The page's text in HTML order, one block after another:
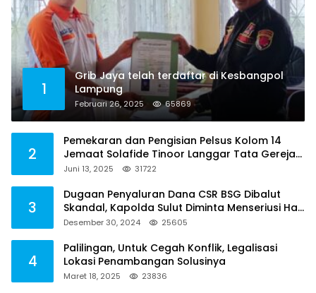
1
Grib Jaya telah terdaftar di Kesbangpol
Lampung
Februari 26, 2025 65869
2
Pemekaran dan Pengisian Pelsus Kolom 14
Jemaat Solafide Tinoor Langgar Tata Gereja
2021, Toreh : Ini Perbuatan Melawan Hukum
Juni 13, 2025 31722
3
Dugaan Penyaluran Dana CSR BSG Dibalut
Skandal, Kapolda Sulut Diminta Menseriusi Hal
ini
Desember 30, 2024 25605
4
Palilingan, Untuk Cegah Konflik, Legalisasi
Lokasi Penambangan Solusinya
Maret 18, 2025 23836